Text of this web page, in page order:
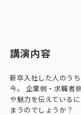
講演内容
新卒入社した人のう
今。 企業側・求職者
や魅力を伝えている
まうのでしょうか？